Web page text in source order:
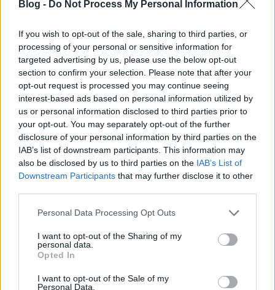
Blog - Do Not Process My Personal Information
If you wish to opt-out of the sale, sharing to third parties, or
processing of your personal or sensitive information for
targeted advertising by us, please use the below opt-out
section to confirm your selection. Please note that after your
opt-out request is processed you may continue seeing
interest-based ads based on personal information utilized by
us or personal information disclosed to third parties prior to
your opt-out. You may separately opt-out of the further
disclosure of your personal information by third parties on the
IAB’s list of downstream participants. This information may
also be disclosed by us to third parties on the IAB’s List of
Downstream Participants that may further disclose it to other
Please note that this website/app uses one or more Google
not limited to your visit or usage behaviour. You may click to
grant or deny consent to Google and its third-party tags to
use your data for below specified purposes in below Google
consent section.
Personal Data Processing Opt Outs
I want to opt-out of the Sharing of my
personal data.
Opted In
I want to opt-out of the Sale of my
Personal Data.
Hír TV egyik műsorába. Az
egyik postom miatt
kérték, hogy szerepeljek. Most látom, hogy közben
lement az adás.
Még ezt a napot pihenéssel töltjük. Találkozunk
hétfőn reggel itt, a Webisztánon. Kellemes
strandolást mindenkinek. (Offtopik: aki volt már
Balaton Soundon, elmesélhetné, hogy érdemes-e
bevállalni ezt a fesztivált avagy sem. Valamint: igaz-e
a hír, hogy napontacsak 500 levelet lehet küldeni a
Gmailben? És küldött-e már valaki száznál több
emailt egyáltalán egyetlen napon? Pfff..)
képernyővédőm. Ez itt.
Címkék:kávéhoz